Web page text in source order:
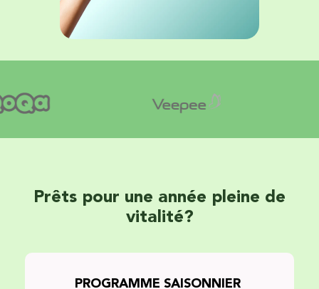
Prêts pour une année pleine de
vitalité?
PROGRAMME SAISONNIER